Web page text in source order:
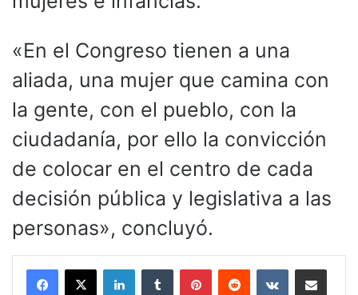
«En el Congreso tienen a una
aliada, una mujer que camina con
la gente, con el pueblo, con la
ciudadanía, por ello la convicción
de colocar en el centro de cada
decisión pública y legislativa a las
personas», concluyó.
LinkedInTumblr PinterestReddit VKontakteCompartir por